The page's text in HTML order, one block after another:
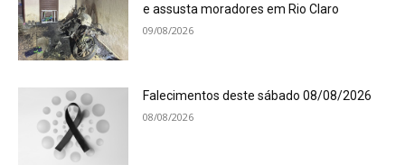
e assusta moradores em Rio Claro
09/08/2026
Falecimentos deste sábado 08/08/2026
08/08/2026